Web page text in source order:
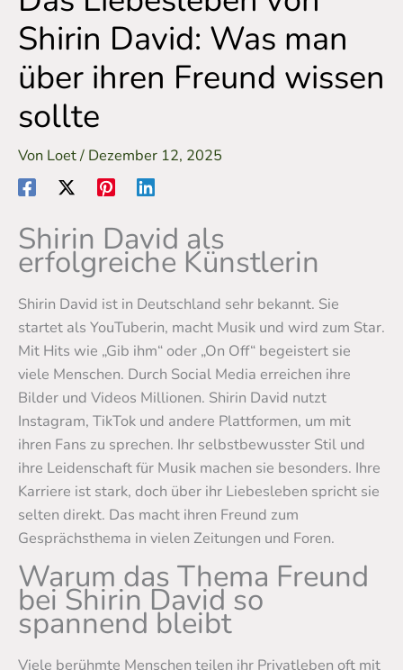
Shirin David: Was man
über ihren Freund wissen
sollte
Von Loet/ Dezember 12, 2025
Shirin David als
erfolgreiche Künstlerin
Shirin David ist in Deutschland sehr bekannt. Sie
startet als YouTuberin, macht Musik und wird zum Star.
Mit Hits wie „Gib ihm“ oder „On Off“ begeistert sie
viele Menschen. Durch Social Media erreichen ihre
Bilder und Videos Millionen. Shirin David nutzt
Instagram, TikTok und andere Plattformen, um mit
ihren Fans zu sprechen. Ihr selbstbewusster Stil und
ihre Leidenschaft für Musik machen sie besonders. Ihre
Karriere ist stark, doch über ihr Liebesleben spricht sie
selten direkt. Das macht ihren Freund zum
Gesprächsthema in vielen Zeitungen und Foren.
Warum das Thema Freund
bei Shirin David so
spannend bleibt
Viele berühmte Menschen teilen ihr Privatleben oft mit